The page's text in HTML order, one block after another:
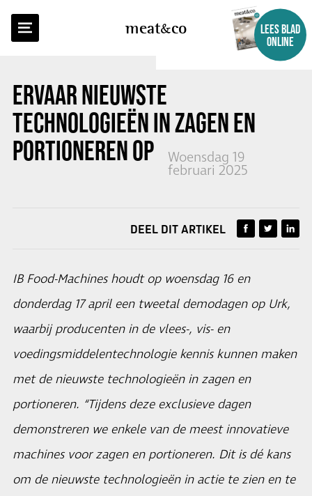
meatco
LEES BLAD
ONLINE
ERVAAR NIEUWSTE
TECHNOLOGIEËN IN ZAGEN EN
PORTIONEREN OP DEMODAGEN
Woensdag 19
februari 2025
TERUG NAAR OVERZICHT
DEEL DIT ARTIKEL
IB Food-Machines houdt op woensdag 16 en
donderdag 17 april een tweetal demodagen op Urk,
waarbij producenten in de vlees-, vis- en
voedingsmiddelentechnologie kennis kunnen maken
met de nieuwste technologieën in zagen en
portioneren. “Tijdens deze exclusieve dagen
demonstreren we enkele van de meest innovatieve
machines voor zagen en portioneren. Dit is dé kans
om de nieuwste technologieën in actie te zien en te